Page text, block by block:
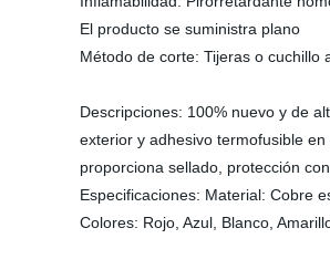
El producto se suministra plano
Método de corte: Tijeras o cuchillo
Descripciones: 100% nuevo y de
exterior y adhesivo termofusible
proporciona sellado, protección
Especificaciones: Material: Cobre
Colores: Rojo, Azul, Blanco,